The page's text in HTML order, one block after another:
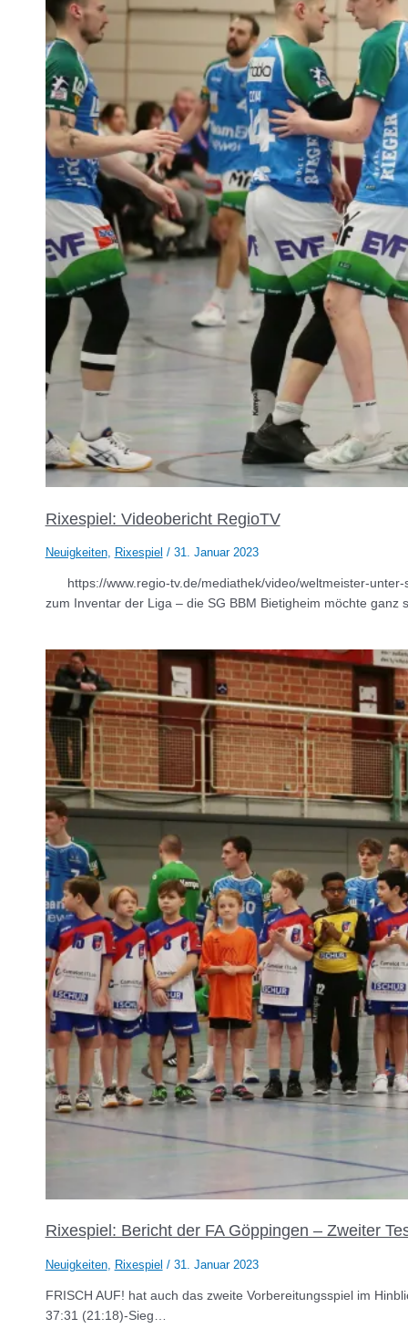
Rixespiel: Videobericht RegioTV
Neuigkeiten, Rixespiel / 31. Januar 2023
https://www.regio-tv.de/mediathek/video/weltmeister-
zum Inventar der Liga – die SG BBM Bietigheim möchte
Rixespiel: Bericht der FA Göppingen – Zweiter
Neuigkeiten, Rixespiel / 31. Januar 2023
FRISCH AUF! hat auch das zweite Vorbereitungsspiel im
37:31 (21:18)-Sieg…